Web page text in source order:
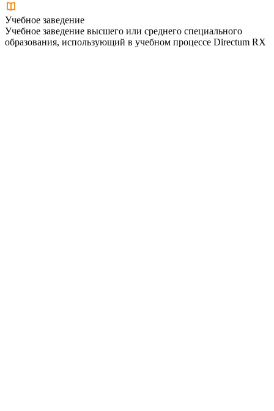
Учебное заведение
Учебное заведение высшего или среднего специального
образования, использующий в учебном процессе Directum RX